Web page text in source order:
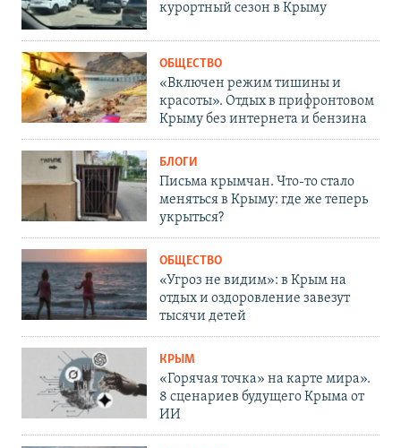
курортный сезон в Крыму
ОБЩЕСТВО
«Включен режим тишины и
красоты». Отдых в прифронтовом
Крыму без интернета и бензина
БЛОГИ
Письма крымчан. Что-то стало
меняться в Крыму: где же теперь
укрыться?
ОБЩЕСТВО
«Угроз не видим»: в Крым на
отдых и оздоровление завезут
тысячи детей
КРЫМ
«Горячая точка» на карте мира».
8 сценариев будущего Крыма от
ИИ